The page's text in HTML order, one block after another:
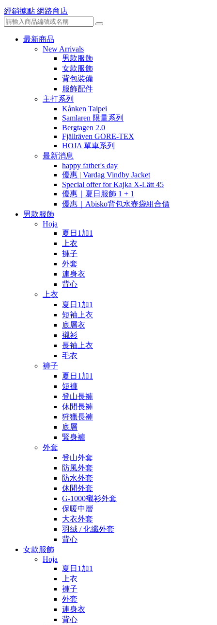
經銷據點 網路商店
最新商品
New Arrivals
男款服飾
女款服飾
背包裝備
服飾配件
主打系列
Kånken Taipei
Samlaren 限量系列
Bergtagen 2.0
Fjällräven GORE-TEX
HOJA 單車系列
最新消息
happy father's day
優惠 | Vardag Vindby Jacket
Special offer for Kajka X-Lätt 45
優惠｜夏日服飾 1 + 1
優惠｜Abisko背包水壺袋組合價
男款服飾
Hoja
夏日1加1
上衣
褲子
外套
連身衣
背心
上衣
夏日1加1
短袖上衣
底層衣
襯衫
長袖上衣
毛衣
褲子
夏日1加1
短褲
登山長褲
休閒長褲
狩獵長褲
底層
緊身褲
外套
登山外套
防風外套
防水外套
休閒外套
G-1000襯衫外套
保暖中層
大衣外套
羽絨 / 化纖外套
背心
女款服飾
Hoja
夏日1加1
上衣
褲子
外套
連身衣
背心